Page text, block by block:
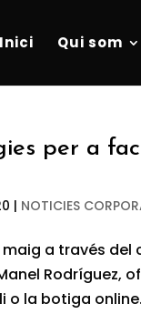
Inici Qui som
per a
| NOTICIES
a través
Rodríguez,
la botiga